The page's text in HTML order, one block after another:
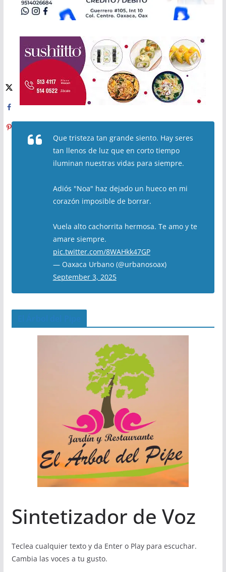
Que tristeza tan grande siento. Hay seres
tan llenos de luz que en corto tiempo
iluminan nuestras vidas para siempre.
Adiós "Noa" haz dejado un hueco en mi
corazón imposible de borrar.
Vuela alto cachorrita hermosa. Te amo y te
amare siempre.
pic.twitter.com/8WAHkk47GP
— Oaxaca Urbano (@urbanosoax)
September 3, 2025
Sintetizador de Voz
Teclea cualquier texto y da Enter o Play para escuchar.
Cambia las voces a tu gusto.